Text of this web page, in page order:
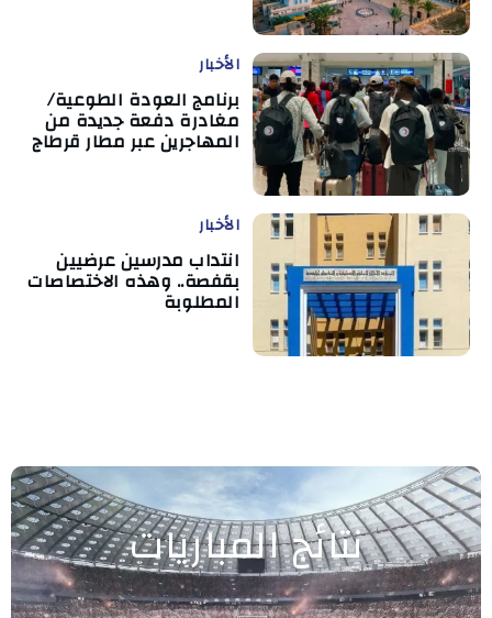
الأخبار
برنامج العودة الطوعية/
مغادرة دفعة جديدة من
المهاجرين عبر مطار قرطاج
الأخبار
انتداب مدرسين عرضيين
بقفصة.. وهذه الاختصاصات
المطلوبة
نتائج المباريات